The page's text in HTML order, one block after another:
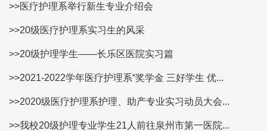
>>医疗护理系举行新生专业介绍会
>>20级医疗护理系实习生的风采
>>20级护理学生——长乐区医院实习篇
>>2021-2022学年医疗护理系“奖学金 三好学生 优...
>>2020级医疗护理系护理、助产专业实习动员大会...
>>我校20级护理专业学生21人前往泉州市第一医院...